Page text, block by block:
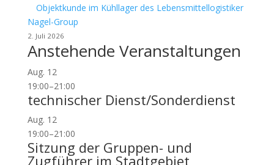
Objektkunde im Kühllager des Lebensmittellogistiker
Nagel-Group
2. Juli 2026
Anstehende Veranstaltungen
Aug. 12
19:00–21:00
technischer Dienst/Sonderdienst
Aug. 12
19:00–21:00
Sitzung der Gruppen- und
Zugführer im Stadtgebiet